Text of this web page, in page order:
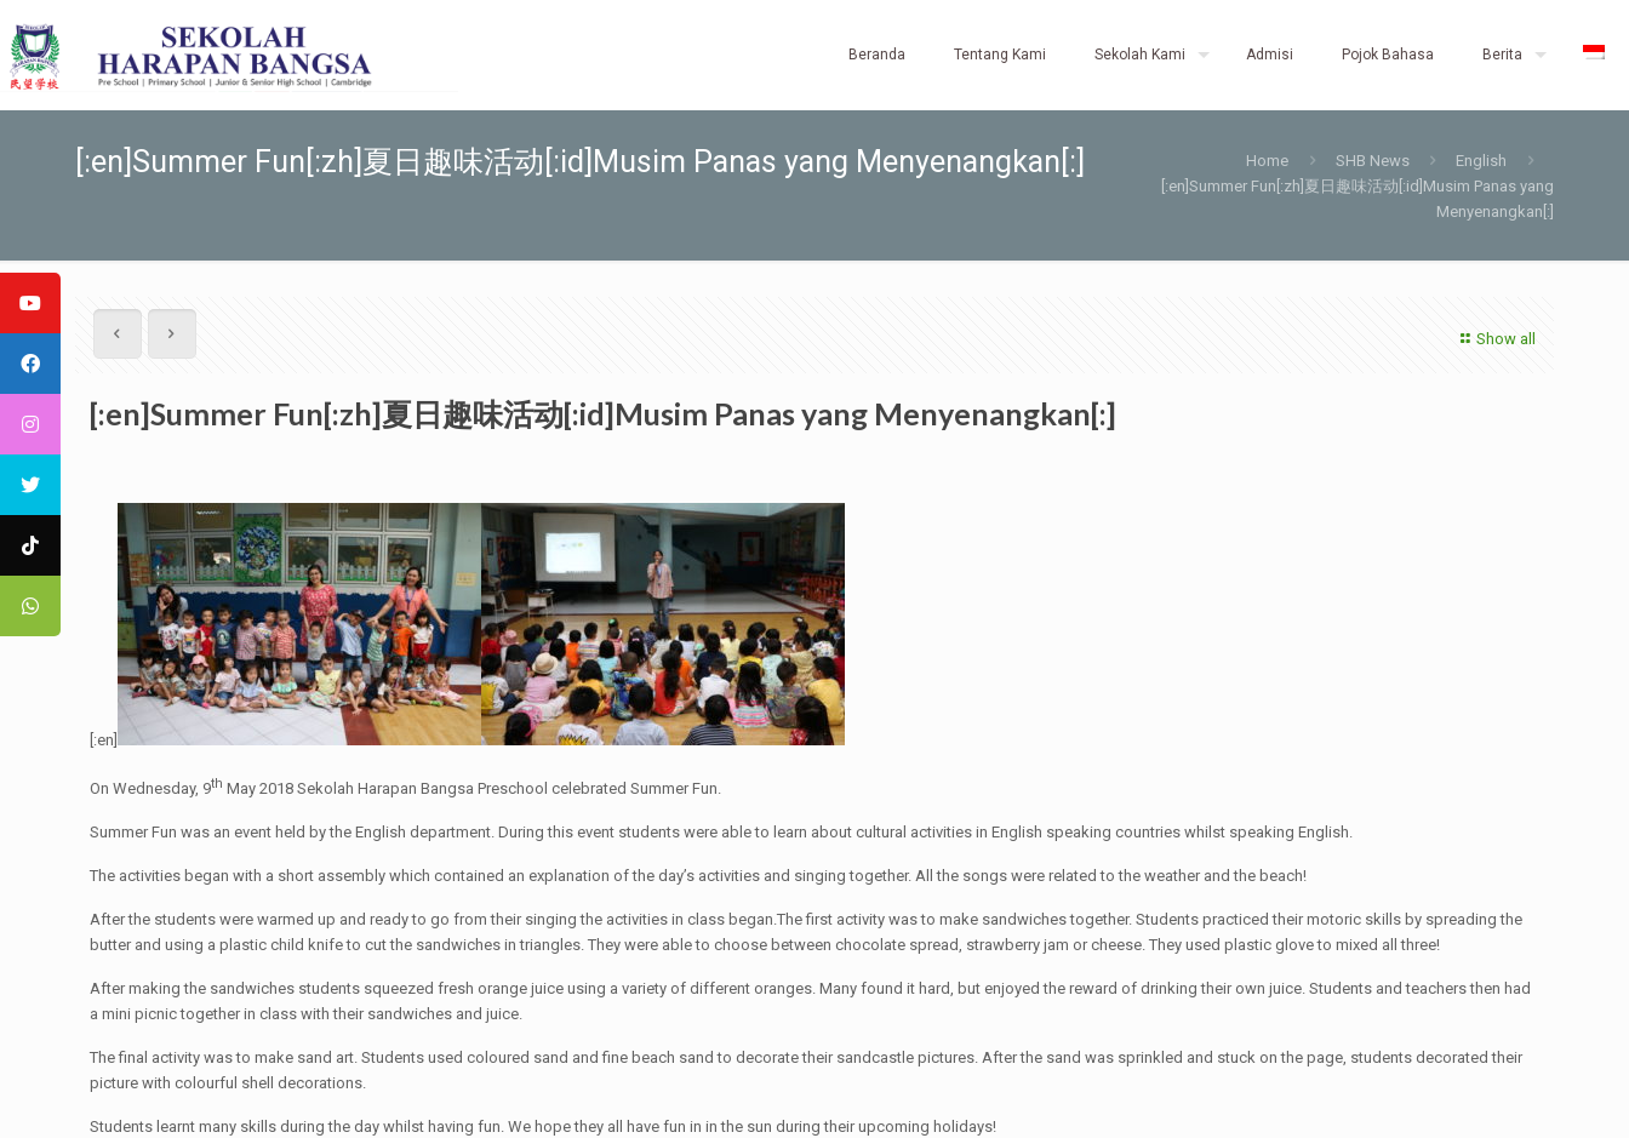
Beranda Tentang Kami Sekolah Kami Admisi Pojok Bahasa Berita
[:en]Summer Fun[:zh]夏日趣味活动[:id]Musim Panas yang Menyenangkan[:] Home SHB News
English
[:en]Summer Fun[:zh]夏日趣味活动[:id]Musim Panas yang
Menyenangkan[:]
Show all
[:en]Summer Fun[:zh]夏日趣味活动[:id]Musim Panas yang Menyenangkan[:]
[:en]
On Wednesday, 9th May 2018 Sekolah Harapan Bangsa Preschool celebrated Summer Fun.
Summer Fun was an event held by the English department. During this event students were able to learn about cultural activities in English speaking countries whilst speaking English.
The activities began with a short assembly which contained an explanation of the day’s activities and singing together. All the songs were related to the weather and the beach!
After the students were warmed up and ready to go from their singing the activities in class began.The first activity was to make sandwiches together. Students practiced their motoric skills by spreading the
butter and using a plastic child knife to cut the sandwiches in triangles. They were able to choose between chocolate spread, strawberry jam or cheese. They used plastic glove to mixed all three!
After making the sandwiches students squeezed fresh orange juice using a variety of different oranges. Many found it hard, but enjoyed the reward of drinking their own juice. Students and teachers then had
a mini picnic together in class with their sandwiches and juice.
The final activity was to make sand art. Students used coloured sand and fine beach sand to decorate their sandcastle pictures. After the sand was sprinkled and stuck on the page, students decorated their
picture with colourful shell decorations.
Students learnt many skills during the day whilst having fun. We hope they all have fun in in the sun during their upcoming holidays!